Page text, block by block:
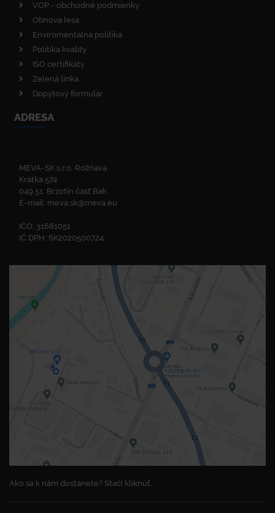
VOP - obchodné podmienky
Obnova lesa
Enviromentálna politika
Politika kvality
ISO certifikáty
Zelená linka
Dopytový formulár
ADRESA
MEVA-SK s.r.o. Rožňava
Krátka 574
049 51, Brzotín časť Bak
E-mail: meva.sk@meva.eu
IČO: 31681051
IČ DPH: SK2020500724
Ako sa k nám dostanete? Stačí kliknúť.